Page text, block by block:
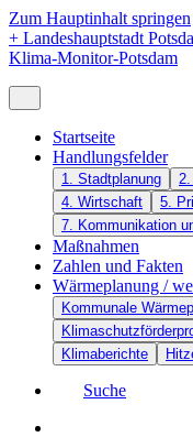
Zum Hauptinhalt springen
+ Landeshauptstadt
Klima-Monitor-Potsdam
Startseite
Handlungsfelder
1. Stadtplanung 2.
4. Wirtschaft
5.
7. Kommunikation
Maßnahmen
Zahlen und Fakten
Wärmeplanung /
Kommunale
Klimaberichte
Suche